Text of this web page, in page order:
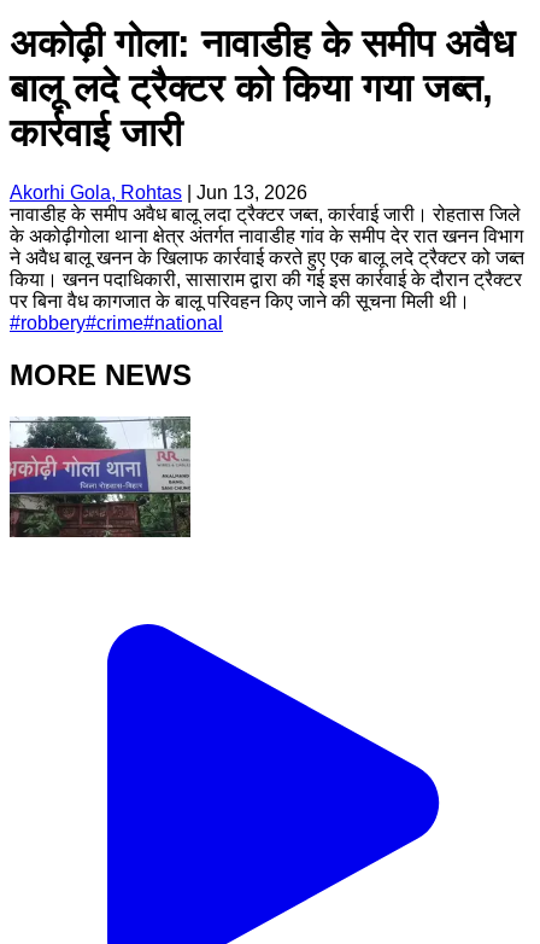
अकोढ़ी गोला: नावाडीह के समीप अवैध
बालू लदे ट्रैक्टर को किया गया जब्त,
कार्रवाई जारी
Akorhi Gola, Rohtas
Jun 13, 2026
नावाडीह के समीप अवैध बालू लदा ट्रैक्टर जब्त, कार्रवाई जारी। रोहतास जिले
के अकोढ़ीगोला थाना क्षेत्र अंतर्गत नावाडीह गांव के समीप देर रात खनन विभाग
ने अवैध बालू खनन के खिलाफ कार्रवाई करते हुए एक बालू लदे ट्रैक्टर को जब्त
किया। खनन पदाधिकारी, सासाराम द्वारा की गई इस कार्रवाई के दौरान ट्रैक्टर
पर बिना वैध कागजात के बालू परिवहन किए जाने की सूचना मिली थी।
#robbery#crime#national
MORE NEWS